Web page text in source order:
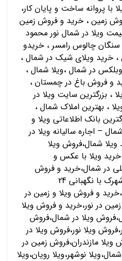
با پروانه ساخت و پایان کار،
زمین ، خرید و فروش زمین
قیمت ویلا در شمال نور محمود
چالوس رامسر ، خریدو
خرید ویلای شیک در شمال ،
در شمال ،ویلا شمال ،
و فروش باغ در چمستان ،
، بزرگترین سایت ویلا در
، بهترین املاک شمال ،
بانک اطلاعاتی ویلا و
– اجاره سالیانه ویلا در
ویلا شمال،فروش ویلا
ویلا با عکس و
در شمال،خرید و فروش
اقساطی ویلا در شمال،ویلا در شهرک با نگهبانی 24
و فروش ویلا و زمین در
در نور،خرید و فروش ویلا
ویلا در شمال،فروش
ویلا نور،فروش ویلا در
ویلا مازندران،فروش زمین در
نوشهر،ویلا رویان،ویلا